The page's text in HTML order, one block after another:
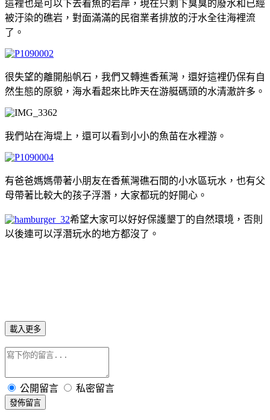
這裡也是可以下去看魚的岩岸，現在只剩下臭臭的廢水和已經
被汙染的礁岩，對面滿滿的民宿業者排放的汙水全往海裡流
了。
很失望的離開船帆石，我們又轉進香蕉灣，還好這裡仍保有自
然生態的原貌，海水看起來比昨天在游艇碼頭的水清澈許多。
我們站在海堤上，還可以看到小小的魚苗在水裡游。
有爸爸媽媽帶著小朋友在香蕉灣礁石間的小水區玩水，也有父
母帶著比較大的孩子浮潛，大家都玩的好開心。
希望大家可以好好保護墾丁的自然環境，否則
以後連可以浮潛玩水的地方都沒了。
載入更多
公開留言 私密留言
發佈留言